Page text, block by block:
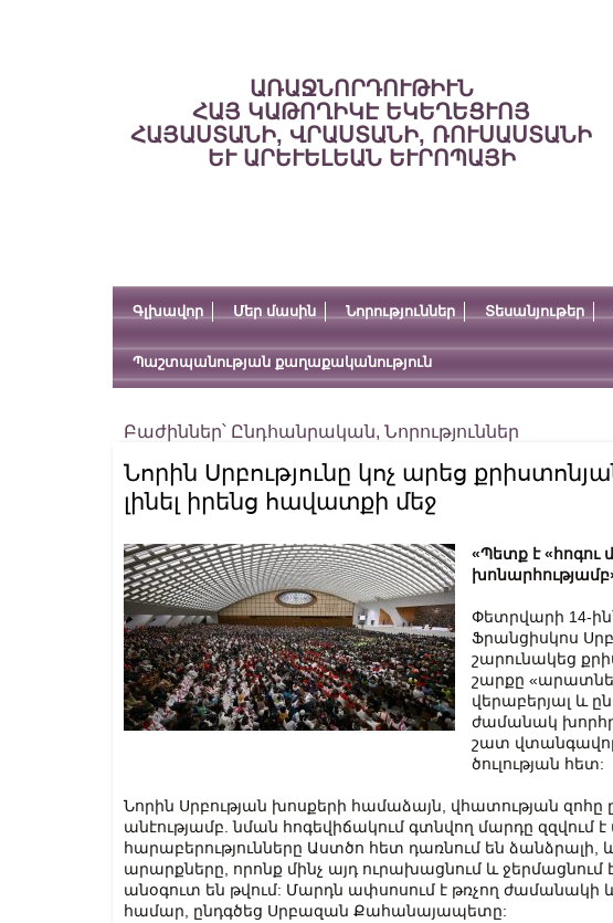
ԱՌԱՋՆՈՐԴՈՒԹԻՒՆ
ՀԱՅ ԿԱԹՈՂԻԿԷ ԵԿԵՂԵՑՒՈՅ
ՀԱՅԱՍՏԱՆԻ, ՎՐԱՍՏԱՆԻ, ՌՈՒՍԱՍՏԱՆԻ
ԵՒ ԱՐԵՒԵԼԵԱՆ ԵՒՐՈՊԱՅԻ
Գլխավոր Մեր մասին Նորություններ Տեսանյութեր
Պաշտպանության քաղաքականություն
Բաժիններ՝ Ընդհանրական, Նորություններ
Նորին Սրբությունը կոչ արեց
լինել իրենց հավատքի մեջ
«Պետք է «հոգու
Փետրվարի 14-
Ֆրանցիսկոս
շարունակեց
շարքը
վերաբերյալ և
ժամանակ
շատ
ծուլության հետ:
Նորին Սրբության խոսքերի համաձայն, վհատության
անէությամբ. նման հոգեվիճակում գտնվող մարդը զզվում
հարաբերությունները Աստծո հետ դառնում են ձանձրալի,
արարքները, որոնք մինչ այդ ուրախացնում և
անօգուտ են թվում: Մարդն ափսոսում է թռչող
համար, ընդգծեց Սրբազան Քահանայապետը: